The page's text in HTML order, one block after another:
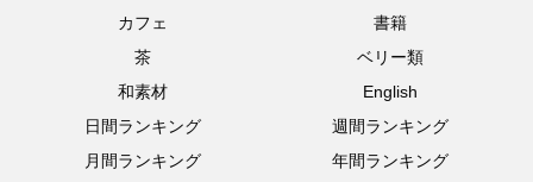
カフェ
書籍
茶
ベリー類
和素材
English
日間ランキング
週間ランキング
月間ランキング
年間ランキング